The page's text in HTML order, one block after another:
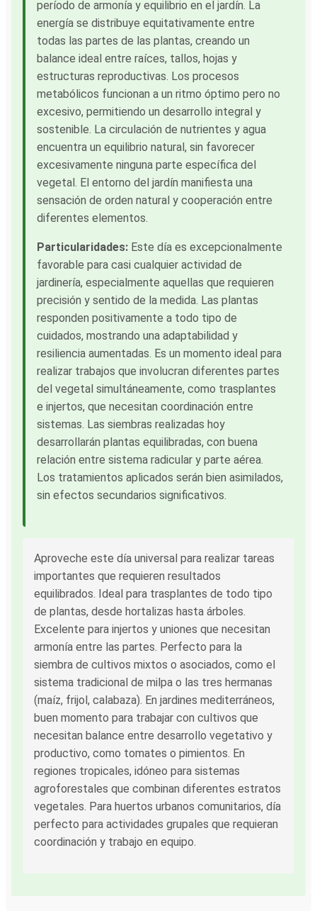
período de armonía y equilibrio en el jardín. La
energía se distribuye equitativamente entre
todas las partes de las plantas, creando un
balance ideal entre raíces, tallos, hojas y
estructuras reproductivas. Los procesos
metabólicos funcionan a un ritmo óptimo pero no
excesivo, permitiendo un desarrollo integral y
sostenible. La circulación de nutrientes y agua
encuentra un equilibrio natural, sin favorecer
excesivamente ninguna parte específica del
vegetal. El entorno del jardín manifiesta una
sensación de orden natural y cooperación entre
diferentes elementos.
Particularidades: Este día es excepcionalmente
favorable para casi cualquier actividad de
jardinería, especialmente aquellas que requieren
precisión y sentido de la medida. Las plantas
responden positivamente a todo tipo de
cuidados, mostrando una adaptabilidad y
resiliencia aumentadas. Es un momento ideal para
realizar trabajos que involucran diferentes partes
del vegetal simultáneamente, como trasplantes
e injertos, que necesitan coordinación entre
sistemas. Las siembras realizadas hoy
desarrollarán plantas equilibradas, con buena
relación entre sistema radicular y parte aérea.
Los tratamientos aplicados serán bien asimilados,
sin efectos secundarios significativos.
Aproveche este día universal para realizar tareas
importantes que requieren resultados
equilibrados. Ideal para trasplantes de todo tipo
de plantas, desde hortalizas hasta árboles.
Excelente para injertos y uniones que necesitan
armonía entre las partes. Perfecto para la
siembra de cultivos mixtos o asociados, como el
sistema tradicional de milpa o las tres hermanas
(maíz, frijol, calabaza). En jardines mediterráneos,
buen momento para trabajar con cultivos que
necesitan balance entre desarrollo vegetativo y
productivo, como tomates o pimientos. En
regiones tropicales, idóneo para sistemas
agroforestales que combinan diferentes estratos
vegetales. Para huertos urbanos comunitarios, día
perfecto para actividades grupales que requieran
coordinación y trabajo en equipo.